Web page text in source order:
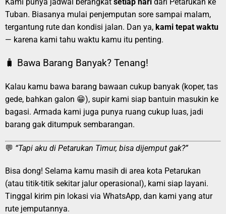
Tuban. Biasanya mulai penjemputan sore sampai malam,
tergantung rute dan kondisi jalan. Dan ya, kami tepat waktu
— karena kami tahu waktu kamu itu penting.
🧳 Bawa Barang Banyak? Tenang!
Kalau kamu bawa barang bawaan cukup banyak (koper, tas
gede, bahkan galon 😁), supir kami siap bantuin masukin ke
bagasi. Armada kami juga punya ruang cukup luas, jadi
barang gak ditumpuk sembarangan.
💬 “Tapi aku di Petarukan Timur, bisa dijemput gak?”
Bisa dong! Selama kamu masih di area kota Petarukan
(atau titik-titik sekitar jalur operasional), kami siap layani.
Tinggal kirim pin lokasi via WhatsApp, dan kami yang atur
rute jemputannya.